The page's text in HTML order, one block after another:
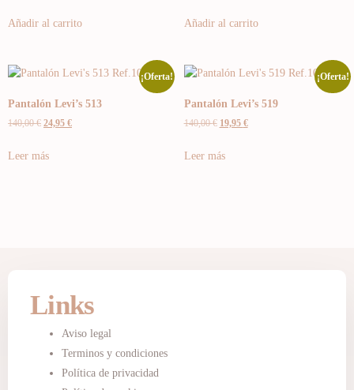
Añadir al carrito Añadir al carrito
¡Oferta!
Pantalón Levi’s 513
140,00€ 24,95 €
Leer más
¡Oferta!
Pantalón Levi’s 519
140,00€ 19,95 €
Leer más
Links
Aviso legal
Terminos y condiciones
Política de privacidad